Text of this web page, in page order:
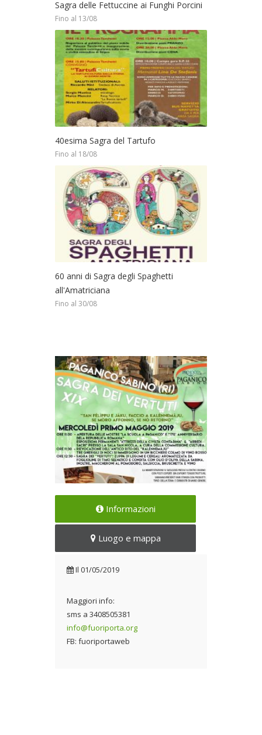
Sagra delle Fettuccine ai Funghi Porcini
Fino al 13/08
40esima Sagra del Tartufo
Fino al 18/08
60 anni di Sagra degli Spaghetti
all'Amatriciana
Fino al 30/08
E' festa a Paganico Sabino
Informazioni
Luogo e mappa
Il 01/05/2019
Maggiori info:
sms a 3408505381
info@fuoriporta.org
FB: fuoriportaweb